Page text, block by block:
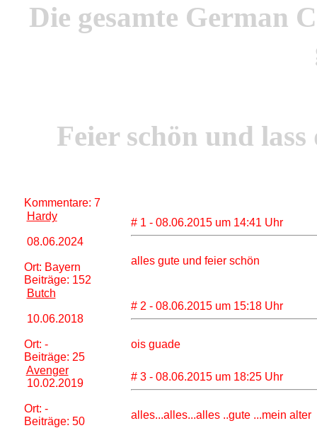
Die gesamte German
Feier schön und
Kommentare: 7
Hardy
08.06.2024
Ort: Bayern
Beiträge: 152
# 1 - 08.06.2015 um 14:41 Uhr
alles gute und feier schön
Butch
10.06.2018
Ort: -
Beiträge: 25
# 2 - 08.06.2015 um 15:18 Uhr
ois guade
Avenger
10.02.2019
Ort: -
Beiträge: 50
# 3 - 08.06.2015 um 18:25 Uhr
alles...alles...alles ..gute ...mein alter